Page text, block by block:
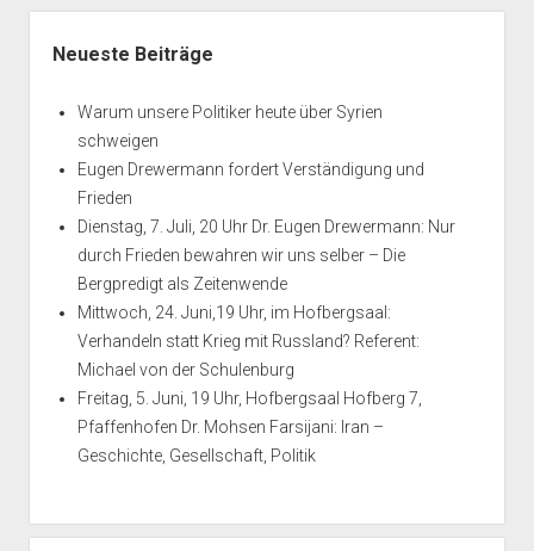
um
Spenden
Krankenhaus
Neueste Beiträge
Warum unsere Politiker heute über Syrien
schweigen
Eugen Drewermann fordert Verständigung und
Frieden
Dienstag, 7. Juli, 20 Uhr Dr. Eugen Drewermann: Nur
durch Frieden bewahren wir uns selber – Die
Bergpredigt als Zeitenwende
Mittwoch, 24. Juni,19 Uhr, im Hofbergsaal:
Verhandeln statt Krieg mit Russland? Referent:
Michael von der Schulenburg
Freitag, 5. Juni, 19 Uhr, Hofbergsaal Hofberg 7,
Pfaffenhofen Dr. Mohsen Farsijani: Iran –
Geschichte, Gesellschaft, Politik